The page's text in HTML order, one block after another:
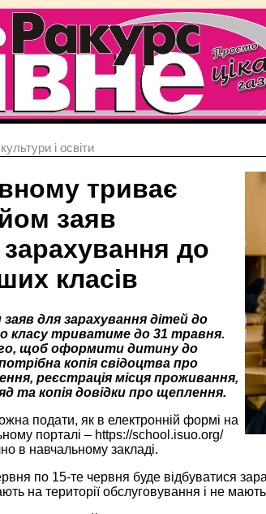
і освіти
триває
заяв
до
класів
для зарахування дітей до
класу триватиме до 31 травня.
щоб оформити дитину до
копія свідоцтва про
реєстрація місця проживання,
та копія довідки про щеплення.
подати, як в електронній формі на
порталі – https://school.isuo.org/
в навчальному закладі.
по 15-те червня буде відбуватися
на території обслуговування і не